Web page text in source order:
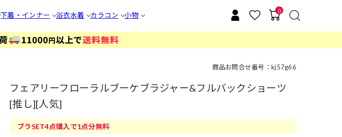
下着・インナー 浴衣水着 カラコン 小物
0
商品お問合せ番号：kj57g66
フェアリーフローラルブーケブラジャー&フルバックショーツ
[推し][人気]
ブラSET4点購入で1点分無料